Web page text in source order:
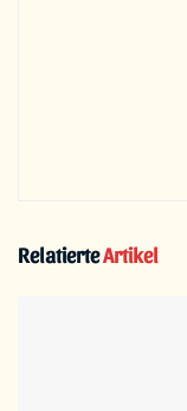
RelatierteArtikel